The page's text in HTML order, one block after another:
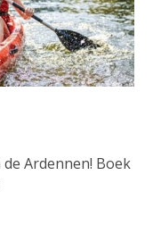
Ardennen! Boek